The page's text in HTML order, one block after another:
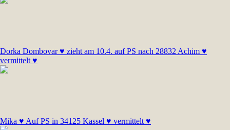
Dorka Dombovar ♥ zieht am 10.4. auf PS nach 28832 Achim ♥
vermittelt ♥
Mika ♥ Auf PS in 34125 Kassel ♥ vermittelt ♥